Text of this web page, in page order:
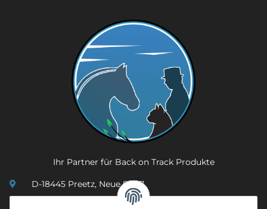
Ihr Partner für Back on Track Produkte
D-18445 Preetz, Neue Str. 7